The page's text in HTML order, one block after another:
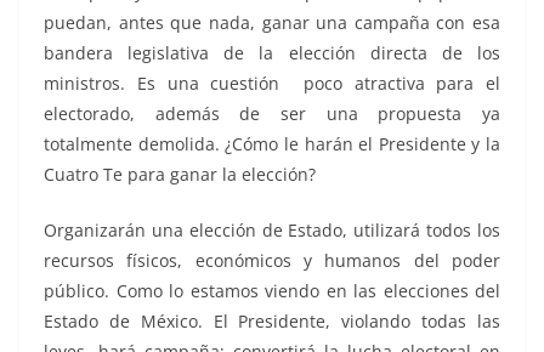
puedan, antes que nada, ganar una campaña con esa
bandera legislativa de la elección directa de los
ministros. Es una cuestión poco atractiva para el
electorado, además de ser una propuesta ya
totalmente demolida. ¿Cómo le harán el Presidente y la
Cuatro Te para ganar la elección?
Organizarán una elección de Estado, utilizará todos los
recursos físicos, económicos y humanos del poder
público. Como lo estamos viendo en las elecciones del
Estado de México. El Presidente, violando todas las